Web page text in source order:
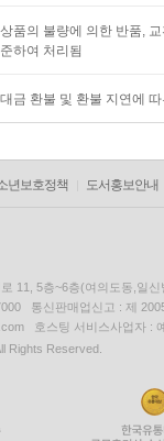
상품의 불량에 의한 반품,
준하여 처리됨
대금 환불 및 환불 지연에
년보호정책 도서홍보안내
11, 5층~6층(여의도동,일신
통신판매업신고 : 제
호스팅 서비스사업자 :
Rights Reserved.